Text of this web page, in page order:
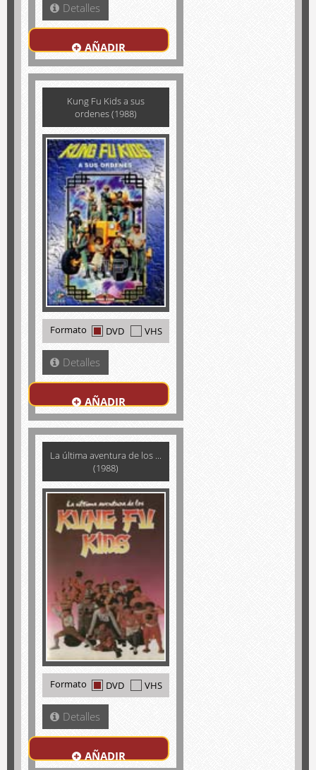
Detalles
AÑADIR
Kung Fu Kids a sus
ordenes (1988)
Formato DVD VHS
Detalles
AÑADIR
La última aventura de los ...
(1988)
Formato DVD VHS
Detalles
AÑADIR